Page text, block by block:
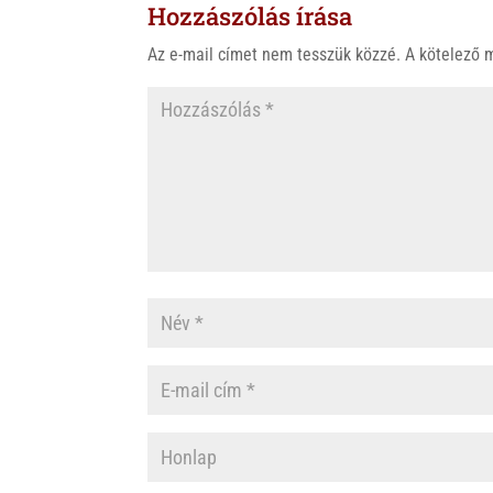
A
o
Hozzászólás írása
Az e-mail címet nem tesszük közzé. A kötelező